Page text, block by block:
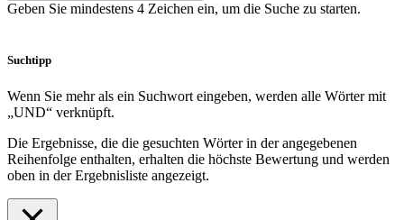
Geben Sie mindestens 4 Zeichen ein, um die Suche zu starten.
Suchtipp
Wenn Sie mehr als ein Suchwort eingeben, werden alle Wörter mit
„UND“ verknüpft.
Die Ergebnisse, die die gesuchten Wörter in der angegebenen
Reihenfolge enthalten, erhalten die höchste Bewertung und werden
oben in der Ergebnisliste angezeigt.